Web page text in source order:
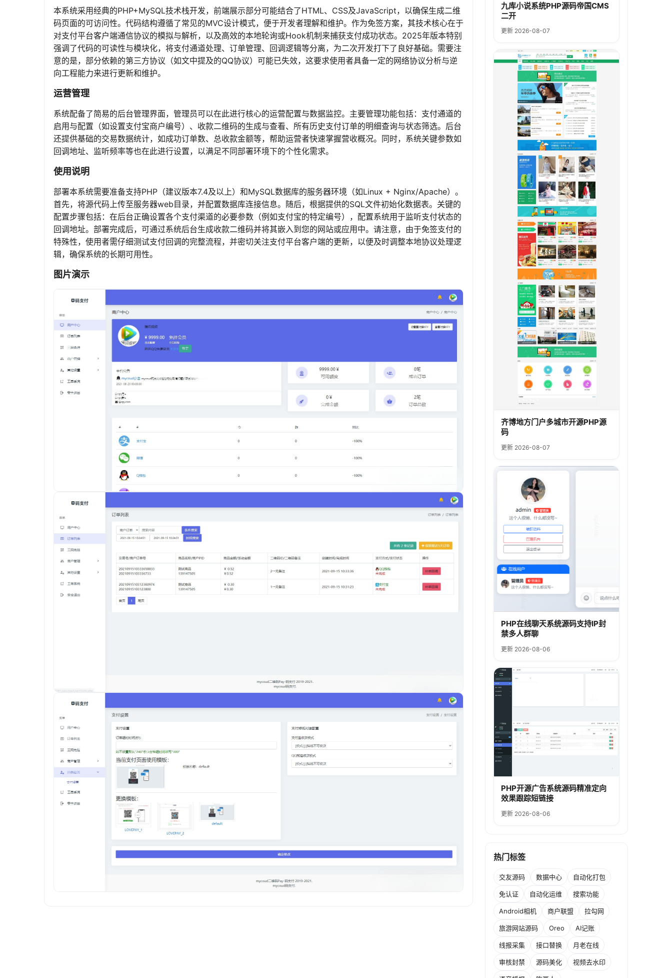
本系统采用经典的PHP+MySQL技术栈开发，前端展示部分可能结合了HTML、CSS及JavaScript，以确保生成二维
码页面的可访问性。代码结构遵循了常见的MVC设计模式，便于开发者理解和维护。作为免签方案，其技术核心在于
对支付平台客户端通信协议的模拟与解析，以及高效的本地轮询或Hook机制来捕获支付成功状态。2025年版本特别
强调了代码的可读性与模块化，将支付通道处理、订单管理、回调逻辑等分离，为二次开发打下了良好基础。需要注
意的是，部分依赖的第三方协议（如文中提及的QQ协议）可能已失效，这要求使用者具备一定的网络协议分析与逆
向工程能力来进行更新和维护。
运营管理
系统配备了简易的后台管理界面，管理员可以在此进行核心的运营配置与数据监控。主要管理功能包括：支付通道的
启用与配置（如设置支付宝商户编号）、收款二维码的生成与查看、所有历史支付订单的明细查询与状态筛选。后台
还提供基础的交易数据统计，如成功订单数、总收款金额等，帮助运营者快速掌握营收概况。同时，系统关键参数如
回调地址、监听频率等也在此进行设置，以满足不同部署环境下的个性化需求。
使用说明
部署本系统需要准备支持PHP（建议版本7.4及以上）和MySQL数据库的服务器环境（如Linux + Nginx/Apache）。
首先，将源代码上传至服务器web目录，并配置数据库连接信息。随后，根据提供的SQL文件初始化数据表。关键的
配置步骤包括：在后台正确设置各个支付渠道的必要参数（例如支付宝的特定编号），配置系统用于监听支付状态的
回调地址。部署完成后，可通过系统后台生成收款二维码并将其嵌入到您的网站或应用中。请注意，由于免签支付的
特殊性，使用者需仔细测试支付回调的完整流程，并密切关注支付平台客户端的更新，以便及时调整本地协议处理逻
辑，确保系统的长期可用性。
图片演示
九库小说系统PHP源码帝国CMS
二开
更新 2026-08-07
齐博地方门户多城市开源PHP源
码
更新 2026-08-07
PHP在线聊天系统源码支持IP封
禁多人群聊
更新 2026-08-06
PHP开源广告系统源码精准定向
效果跟踪短链接
更新 2026-08-06
热门标签
交友源码 数据中心 自动化打包
免认证 自动化运维 搜索功能
Android相机 商户联盟 拉勾网
旅游网站源码 Oreo AI记账
线报采集 接口替换 月老在线
审核封禁 源码美化 视频去水印